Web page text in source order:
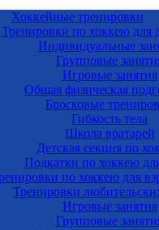
Хоккейные тренировки
Тренировки по хоккею для
Индивидуальные
Групповые
Игровые занятия
Общая физическая
Бросковые
Гибкость тела
Школа вратарей
Детская секция по
Подкатки по хоккею
по хоккею для
Тренировки
Игровые занятия
Групповые